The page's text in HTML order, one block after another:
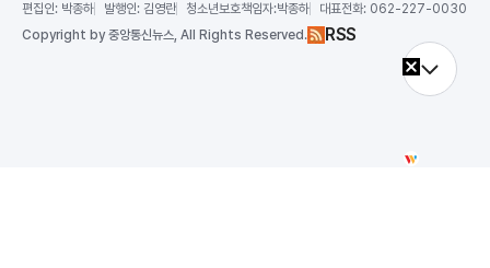
편집인: 박종하 발행인: 김영란 청소년보호책임자:박종하 대표전화: 062-227-0030
Copyright by 중앙통신뉴스, All Rights Reserved. RSS